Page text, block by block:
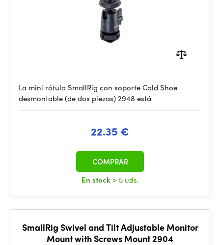
La mini rótula SmallRig con soporte Cold Shoe
desmontable (de dos piezas) 2948 está
22.35 €
En stock > 5 uds.
COMPRAR
SmallRig Swivel and Tilt Adjustable Monitor
Mount with Screws Mount 2904